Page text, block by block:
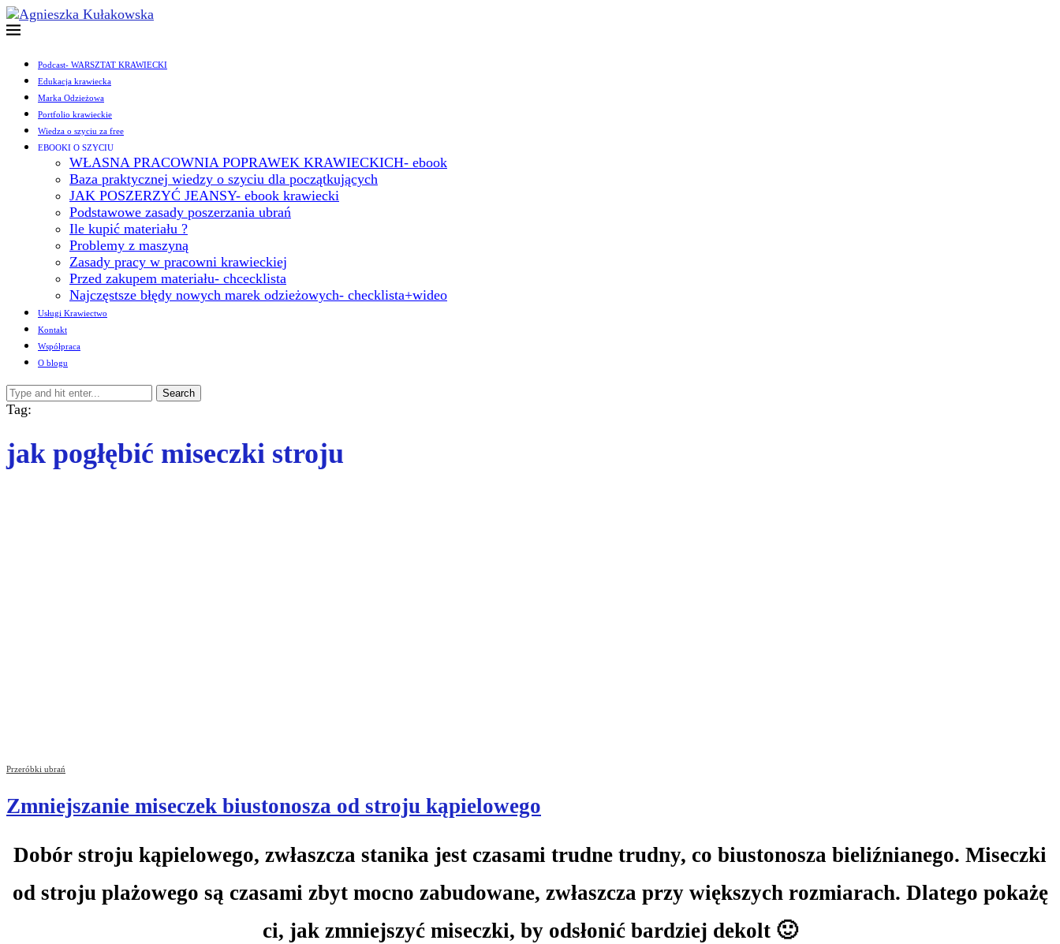
Podcast- WARSZTAT KRAWIECKI
Edukacja krawiecka
Marka Odzieżowa
Portfolio krawieckie
Wiedza o szyciu za free
EBOOKI O SZYCIU
WŁASNA PRACOWNIA POPRAWEK KRAWIECKICH- ebook
Baza praktycznej wiedzy o szyciu dla początkujących
JAK POSZERZYĆ JEANSY- ebook krawiecki
Podstawowe zasady poszerzania ubrań
Ile kupić materiału ?
Problemy z maszyną
Zasady pracy w pracowni krawieckiej
Przed zakupem materiału- chcecklista
Najczęstsze błędy nowych marek odzieżowych- checklista+wideo
Usługi Krawiectwo
Kontakt
Współpraca
O blogu
Search
Tag:
jak pogłębić miseczki stroju
Przeróbki ubrań
Zmniejszanie miseczek biustonosza od stroju kąpielowego
Dobór stroju kąpielowego, zwłaszcza stanika jest czasami trudne trudny, co biustonosza bieliźnianego. Miseczki
od stroju plażowego są czasami zbyt mocno zabudowane, zwłaszcza przy większych rozmiarach. Dlatego pokażę
ci, jak zmniejszyć miseczki, by odsłonić bardziej dekolt 🙂